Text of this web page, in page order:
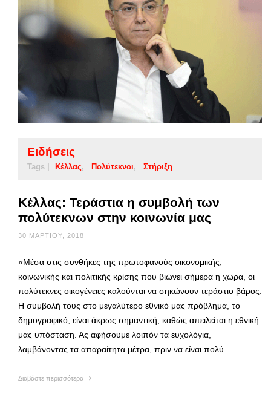
Ειδήσεις
Tags | Κέλλας Πολύτεκνοι Στήριξη
Κέλλας: Τεράστια η συμβολή των
πολύτεκνων στην κοινωνία μας
30 ΜΑΡΤΊΟΥ, 2018
«Μέσα στις συνθήκες της πρωτοφανούς οικονομικής,
κοινωνικής και πολιτικής κρίσης που βιώνει σήμερα η χώρα, οι
πολύτεκνες οικογένειες καλούνται να σηκώνουν τεράστιο βάρος.
Η συμβολή τους στο μεγαλύτερο εθνικό μας πρόβλημα, το
δημογραφικό, είναι άκρως σημαντική, καθώς απειλείται η εθνική
μας υπόσταση. Ας αφήσουμε λοιπόν τα ευχολόγια,
λαμβάνοντας τα απαραίτητα μέτρα, πριν να είναι πολύ …
Διαβάστε περισσότερα